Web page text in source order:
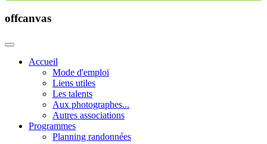
offcanvas
Accueil
Mode d'emploi
Liens utiles
Les talents
Aux photographes...
Autres associations
Programmes
Planning randonnées